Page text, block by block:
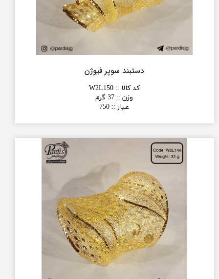
دستبند سوپر فیوژن
کد کالا ::
W2L150
وزن :: 37 گرم
عیار ::
750